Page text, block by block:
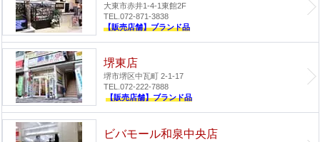
大東市赤井1-4-1東館2F
TEL.072-871-3838
【販売店舗】ブランド品
堺東店
堺市堺区中瓦町 2-1-17
TEL.072-222-7888
【販売店舗】ブランド品
ビバモール和泉中央店